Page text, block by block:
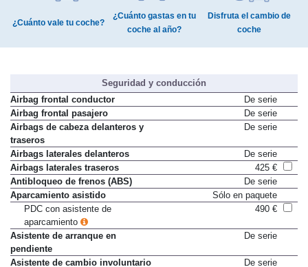
¿Cuánto gastas en tu
Disfruta el cambio de
Seguridad y conducción
Airbag frontal conductor
De serie
Airbag frontal pasajero
De serie
Airbags de cabeza delanteros y
traseros
Airbags laterales delanteros
De serie
Airbags laterales traseros
425 €
Antibloqueo de frenos (ABS)
De serie
Aparcamiento asistido
Sólo en paquete
PDC con asistente de
aparcamiento
Asistente de arranque en
pendiente